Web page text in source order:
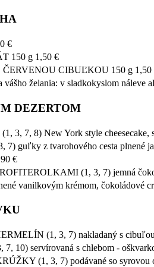
€
150 g 1,50 €
CIBUĽKOU 150 g 1,50
želania: v sladkokyslom náleve
DEZERTOM
3, 7, 8) New York style cheesecake,
guľky z tvarohového cesta plnené
€
(1, 3, 7) jemná
vanilkovým krémom, čokoládové
(1, 3, 7) nakladaný s
10) servírovaná s chlebom -
(1, 3, 7) podávané so syrovou